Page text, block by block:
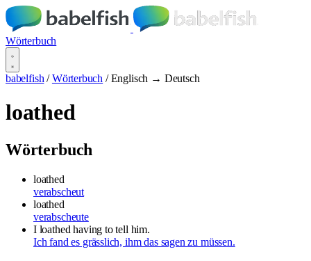
Wörterbuch
babelfish / Wörterbuch / Englisch → Deutsch
loathed
Wörterbuch
loathed
verabscheut
loathed
verabscheute
I loathed having to tell him.
Ich fand es grässlich, ihm das sagen zu müssen.